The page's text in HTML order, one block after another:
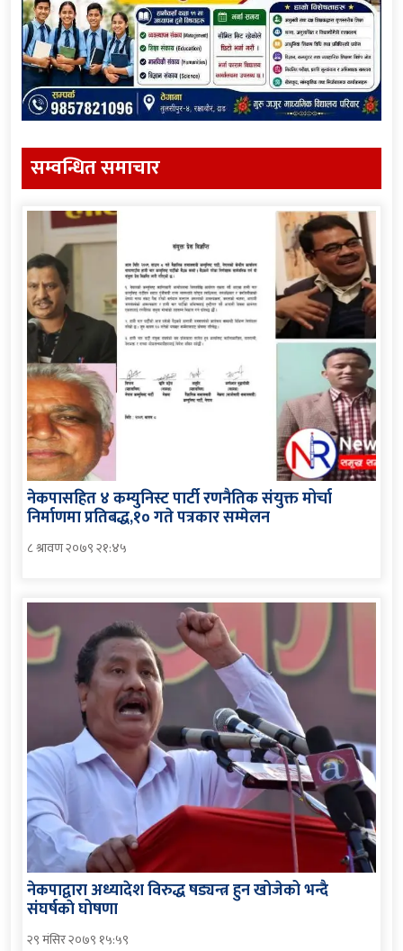
सम्वन्धित समाचार
नेकपासहित ४ कम्युनिस्ट पार्टी रणनैतिक संयुक्त मोर्चा
निर्माणमा प्रतिबद्ध,१० गते पत्रकार सम्मेलन
८ श्रावण २०७९ २१:४५
नेकपाद्वारा अध्यादेश विरुद्ध षड्यन्त्र हुन खोजेको भन्दै
संघर्षकाे घोषणा
२९ मंसिर २०७९ १५:५९